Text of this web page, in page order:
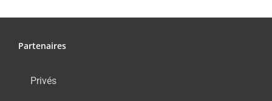
Partenaires
Privés